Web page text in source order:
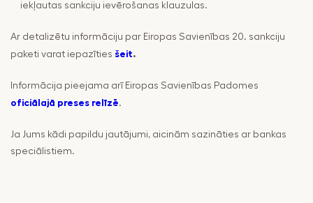
iekļautas sankciju ievērošanas klauzulas.
Ar detalizētu informāciju par Eiropas Savienības 20. sankciju
paketi varat iepazīties šeit.
Informācija pieejama arī Eiropas Savienības Padomes
oficiālajā preses relīzē.
Ja Jums kādi papildu jautājumi, aicinām sazināties ar bankas
speciālistiem.